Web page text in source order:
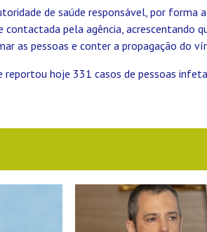
de saúde responsável, por forma
contactada pela agência, acrescentando
as pessoas e conter a propagação do
reportou hoje 331 casos de pessoas